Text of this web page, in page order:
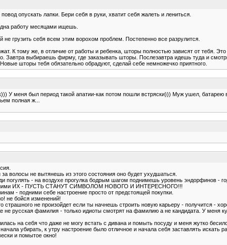
опускать лапки. Бери себя в руки, хватит себя жалеть и лениться.
работу месяцами ищешь.
не грузить себя всем этим ворохом проблем. Постепенно все разрулится.
К тому же, в отличие от работы и ребенка, шторы полностью зависят от тебя.
Завтра выбираешь фирму, где заказывать шторы. Послезавтра идешь туда и
шторы тебя обязательно обрадуют, сделай себе немножечко приятного.
У меня был период такой апатии-как потом пошли встряски))) Муж ушел,
полная ж...
волосы не вытянешь из этого состояния оно будет ухудшаться.
погулять - на воздухе прогулка бодрым шагом поднимешь уровень эндорфинов -
сними ИХ - ПУСТЬ СТАНУТ СИМВОЛОМ НОВОГО И ИНТЕРЕСНОГО!!!
- подними себе настроение просто от предстоящей покупки.
не бойся изменений!
страшного не произойдет если ты начнешь строить новую карьеру - получится -
русская фамилия - только идиоты смотрят на фамилию а не кандидата. У меня
на себя что даже не могу встать с дивана и помыть посуду и меня жутко
убирать, к утру настроение было отличное и начала себя заставлять
и помытое окно!